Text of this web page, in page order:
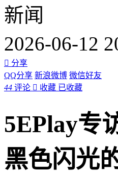
新闻
2026-06-12
 分享
QQ分享 新浪微博 微信好友
44 评论  收藏 已收藏
5EPlay专
黑色闪光